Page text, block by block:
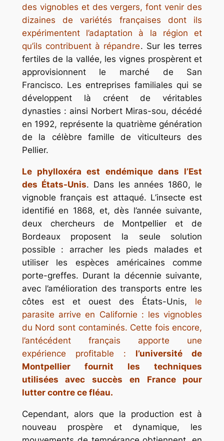
des vignobles et des vergers, font venir des
dizaines de variétés françaises dont ils
expérimentent l’adaptation à la région et
qu’ils contribuent à répandre. Sur les terres
fertiles de la vallée, les vignes prospèrent et
approvisionnent le marché de San
Francisco. Les entreprises familiales qui se
développent là créent de véritables
dynasties : ainsi Norbert Miras-sou, décédé
en 1992, représente la quatrième génération
de la célèbre famille de viticulteurs des
Pellier.
Le phylloxéra est endémique dans l’Est
des États-Unis. Dans les années 1860, le
vignoble français est attaqué. L’insecte est
identifié en 1868, et, dès l’année suivante,
deux chercheurs de Montpellier et de
Bordeaux proposent la seule solution
possible : arracher les pieds malades et
utiliser les espèces américaines comme
porte-greffes. Durant la décennie suivante,
avec l’amélioration des transports entre les
côtes est et ouest des États-Unis, le
parasite arrive en Californie : les vignobles
du Nord sont contaminés. Cette fois encore,
l’antécédent français apporte une
expérience profitable : l’université de
Montpellier fournit les techniques
utilisées avec succès en France pour
lutter contre ce fléau.
Cependant, alors que la production est à
nouveau prospère et dynamique, les